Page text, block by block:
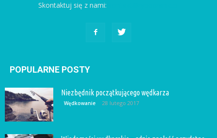
Skontaktuj się z nami:
POPULARNE POSTY
Niezbędnik początkującego wędkarza
Wędkowanie 28 lutego 2017